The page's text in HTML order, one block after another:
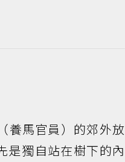
養馬官員）的郊外放
是獨自站在樹下的內